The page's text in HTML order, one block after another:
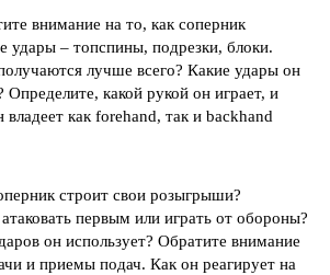
внимание на то, как соперник
удары – топспины, подрезки, блоки.
лучше всего? Какие удары он
Определите, какой рукой он играет, и
владеет как forehand, так и backhand
строит свои розыгрыши?
первым или играть от обороны?
он использует? Обратите внимание
и приемы подач. Как он реагирует на